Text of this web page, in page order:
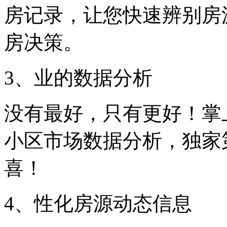
房记录，让您快速辨别
房决策。
3、业的数据分析
没有最好，只有更好！
小区市场数据分析，独
喜！
4、性化房源动态信息